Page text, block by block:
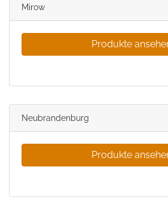
Mirow
Produkte
Neubrandenburg
Produkte